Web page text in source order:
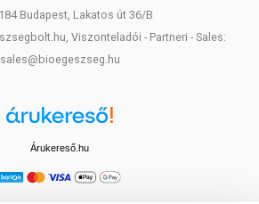
Budapest, Lakatos út 36/B
Viszonteladói - Partneri - Sales:
sales@bioegeszseg.hu
Árukereső.hu